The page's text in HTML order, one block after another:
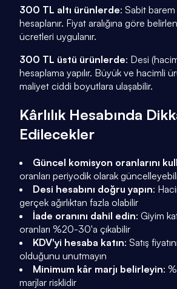
300 TL altı ürünlerde: Sabit
hesaplanır. Fiyat aralığına göre
ücretleri uygulanır.
300 TL üstü ürünlerde: Desi
hesaplama yapılır. Büyük ve hacimli
maliyet ciddi boyutlara ulaşabilir.
Kârlılık Hesabında
Edilecekler
Güncel komisyon oranlarını
oranları periyodik olarak
Desi hesabını doğru yapın:
gerçek ağırlıktan fazla olabilir
İade oranını dahil edin: Giyim
oranları %20-30'a çıkabilir
KDV'yi hesaba katın: Satış
olduğunu unutmayın
Minimum kâr marjı belirleyin:
marjlar risklidir